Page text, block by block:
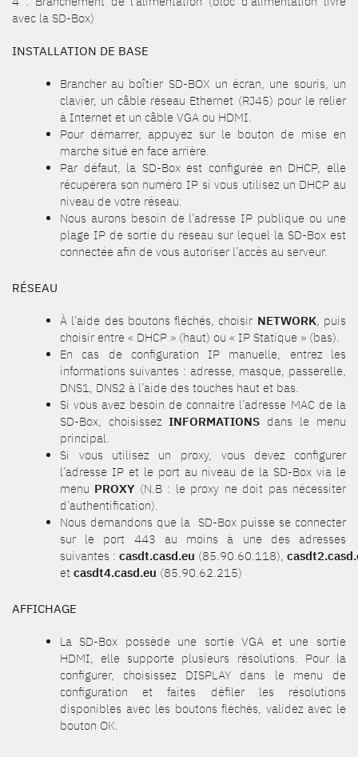
avec la SD-Box)
INSTALLATION DE BASE
Brancher au boîtier SD-BOX un écran, une souris, un
clavier, un câble réseau Ethernet (RJ45) pour le relier
à Internet et un câble VGA ou HDMI.
Pour démarrer, appuyez sur le bouton de mise en
marche situé en face arrière.
Par défaut, la SD-Box est configurée en DHCP, elle
récupèrera son numéro IP si vous utilisez un DHCP au
niveau de votre réseau.
Nous aurons besoin de l’adresse IP publique ou une
plage IP de sortie du réseau sur lequel la SD-Box est
connectée afin de vous autoriser l’accès au serveur.
RÉSEAU
À l’aide des boutons fléchés, choisir NETWORK, puis
choisir entre « DHCP » (haut) ou « IP Statique » (bas).
En cas de configuration IP manuelle, entrez les
informations suivantes : adresse, masque, passerelle,
DNS1, DNS2 à l’aide des touches haut et bas.
Si vous avez besoin de connaitre l’adresse MAC de la
SD-Box, choisissez INFORMATIONS dans le menu
principal.
Si vous utilisez un proxy, vous devez configurer
l’adresse IP et le port au niveau de la SD-Box via le
menu PROXY (N.B : le proxy ne doit pas nécessiter
d’authentification).
Nous demandons que la SD-Box puisse se connecter
sur le port 443 au moins à une des adresses
suivantes : casdt.casd.eu (85.90.60.118),
et casdt4.casd.eu (85.90.62.215)
AFFICHAGE
La SD-Box possède une sortie VGA et une sortie
HDMI, elle supporte plusieurs résolutions. Pour la
configurer, choisissez DISPLAY dans le menu de
configuration et faites défiler les résolutions
disponibles avec les boutons fléchés, validez avec le
bouton OK.